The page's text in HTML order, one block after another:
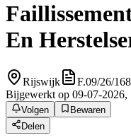
En
Rijswijk F.09/26/168
Bijgewerkt op 09-07-2026,
Volgen
Bewaren
Delen